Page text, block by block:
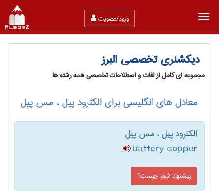
ورود/عضویت
دیکشنری تخصصی البرز
مجموعه ای کامل از لغات و اصطلاحات تخصصی همه رشته ها
معادل های انگلیسی برای الکترود پیل ، مس پیل
الکترود پیل ، مس پیل
battery copper
پیشنهاد شما چیست؟